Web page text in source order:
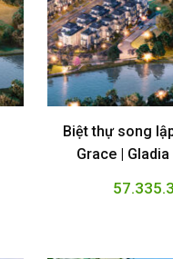
Biệt thự song
Grace |